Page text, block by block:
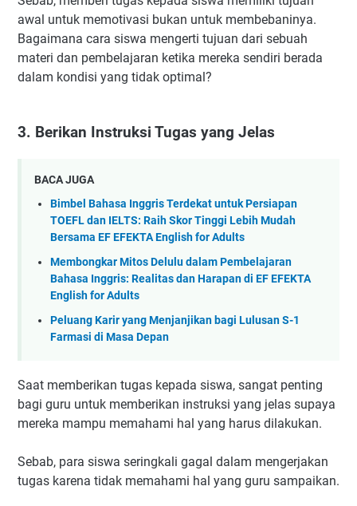
awal untuk memotivasi bukan untuk membebaninya.
Bagaimana cara siswa mengerti tujuan dari sebuah
materi dan pembelajaran ketika mereka sendiri berada
dalam kondisi yang tidak optimal?
3. Berikan Instruksi Tugas yang Jelas
BACA JUGA
Bimbel Bahasa Inggris Terdekat untuk Persiapan
TOEFL dan IELTS: Raih Skor Tinggi Lebih Mudah
Bersama EF EFEKTA English for Adults
Membongkar Mitos Delulu dalam Pembelajaran
Bahasa Inggris: Realitas dan Harapan di EF EFEKTA
English for Adults
Peluang Karir yang Menjanjikan bagi Lulusan S-1
Farmasi di Masa Depan
Saat memberikan tugas kepada siswa, sangat penting
bagi guru untuk memberikan instruksi yang jelas supaya
mereka mampu memahami hal yang harus dilakukan.
Sebab, para siswa seringkali gagal dalam mengerjakan
tugas karena tidak memahami hal yang guru sampaikan.